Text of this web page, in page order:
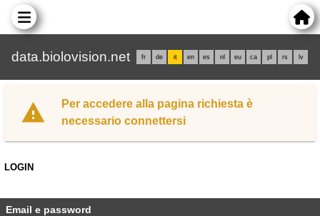
data.biolovision.net fr de it en es nl eu ca pl rs lv
Per accedere alla pagina richiesta è
necessario connettersi
LOGIN
Email e password